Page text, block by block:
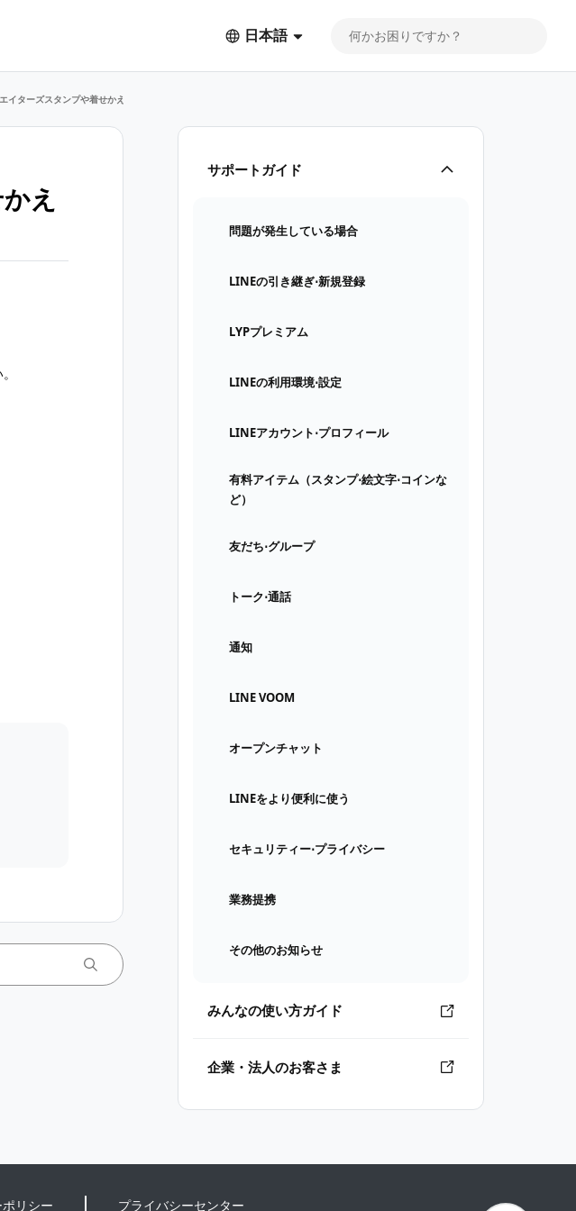
日本語
サポートガイド
問題が発生している場合
LINEの引き継ぎ⋅新規登録
LYPプレミアム
LINEの利用環境⋅設定
LINEアカウント⋅プロフィール
有料アイテム（スタンプ⋅絵文字⋅コインな
ど）
友だち⋅グループ
トーク⋅通話
通知
LINE VOOM
オープンチャット
LINEをより便利に使う
セキュリティー⋅プライバシー
業務提携
その他のお知らせ
みんなの使い方ガイド
企業・法人のお客さま
イターズスタンプや着せかえを通報するには？
え
リシー プライバシーセンター